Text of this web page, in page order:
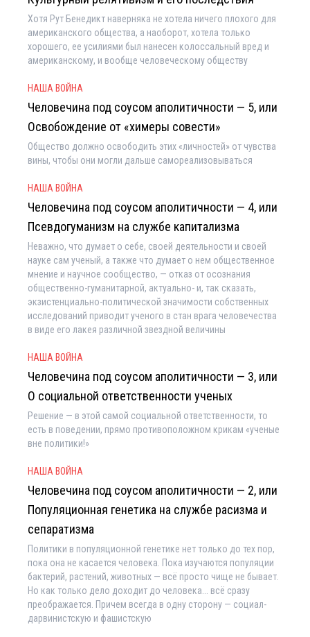
Хотя Рут Бенедикт наверняка не хотела ничего плохого для
американского общества, а наоборот, хотела только
хорошего, ее усилиями был нанесен колоссальный вред и
американскому, и вообще человеческому обществу
НАША ВОЙНА
Человечина под соусом аполитичности — 5, или
Освобождение от «химеры совести»
Общество должно освободить этих «личностей» от чувства
вины, чтобы они могли дальше самореализовываться
НАША ВОЙНА
Человечина под соусом аполитичности — 4, или
Псевдогуманизм на службе капитализма
Неважно, что думает о себе, своей деятельности и своей
науке сам ученый, а также что думает о нем общественное
мнение и научное сообщество, — отказ от осознания
общественно-гуманитарной, актуально- и, так сказать,
экзистенциально-политической значимости собственных
исследований приводит ученого в стан врага человечества
в виде его лакея различной звездной величины
НАША ВОЙНА
Человечина под соусом аполитичности — 3, или
О социальной ответственности ученых
Решение — в этой самой социальной ответственности, то
есть в поведении, прямо противоположном крикам «ученые
вне политики!»
НАША ВОЙНА
Человечина под соусом аполитичности — 2, или
Популяционная генетика на службе расизма и
сепаратизма
Политики в популяционной генетике нет только до тех пор,
пока она не касается человека. Пока изучаются популяции
бактерий, растений, животных — всё просто чище не бывает.
Но как только дело доходит до человека... всё сразу
преображается. Причем всегда в одну сторону — социал-
дарвинистскую и фашистскую